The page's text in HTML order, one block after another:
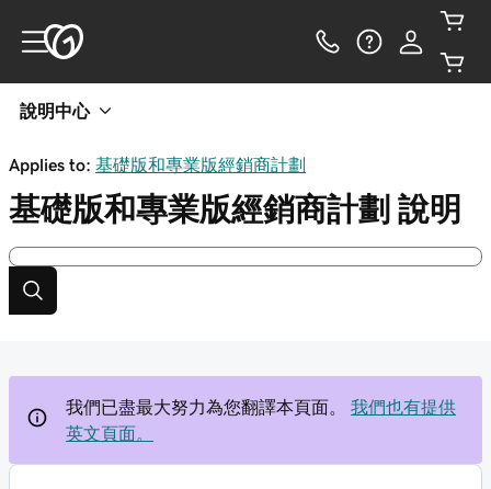
說明中心
Applies to: 基礎版和專業版經銷商計劃
基礎版和專業版經銷商計劃 說明
我們已盡最大努力為您翻譯本頁面。
我們也有提供
英文頁面。